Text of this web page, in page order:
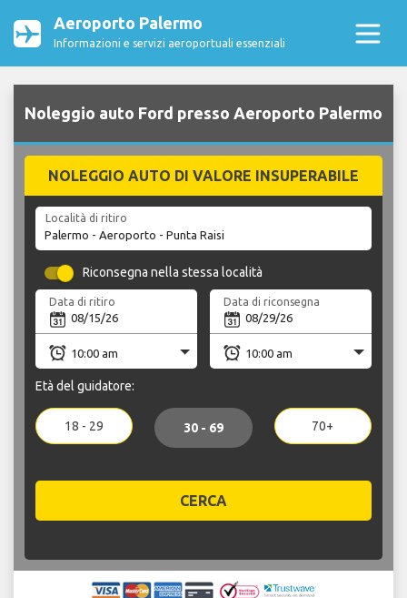
Aeroporto Palermo
Informazioni e servizi aeroportuali essenziali
Noleggio auto Ford presso Aeroporto Palermo
NOLEGGIO AUTO DI VALORE INSUPERABILE
Località di ritiro
Riconsegna nella stessa località
Data di ritiro Data di riconsegna
Età del guidatore:
18 - 29 30 - 69 70+
CERCA